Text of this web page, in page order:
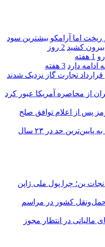
ریخت اما آرامکو بیشترین سود
بیرون کشید 2 روز
1 هفته
دارد 3 هفته
تجارت گاز نزدیک شدند
پس از اعلام توافق صلح
ذخایر نفت کشورهای ثروتمند به پایین‌ترین حد در ۲۳ سال
نجات ین؛ چرا پول ملی ژاپن
کشور در مراسم
مالیاتی در انتظار مجوز